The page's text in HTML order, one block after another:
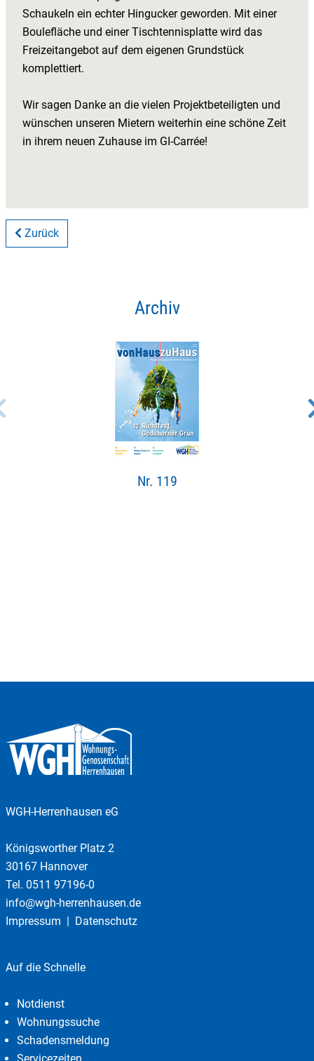
Schaukeln ein echter Hingucker geworden. Mit einer
Boulefläche und einer Tischtennisplatte wird das
Freizeitangebot auf dem eigenen Grundstück
komplettiert.
Wir sagen Danke an die vielen Projektbeteiligten und
wünschen unseren Mietern weiterhin eine schöne Zeit
in ihrem neuen Zuhause im GI-Carrée!
Zurück
Archiv
Nr. 119
WGH-Herrenhausen eG
Königsworther Platz 2
30167 Hannover
Tel. 0511 97196-0
info@wgh-herrenhausen.de
Impressum
Datenschutz
Auf die Schnelle
Notdienst
Wohnungssuche
Schadensmeldung